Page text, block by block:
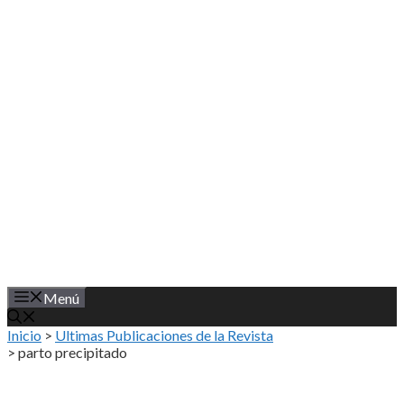
Menú
Inicio > Ultimas Publicaciones de la Revista
> parto precipitado